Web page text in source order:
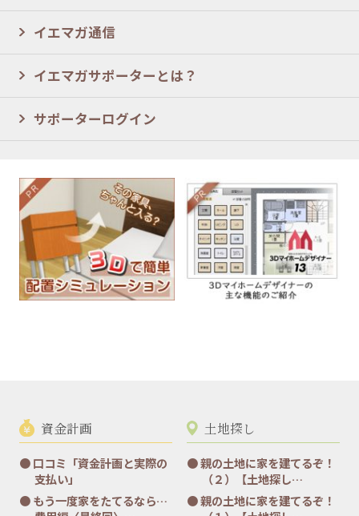
イエマガ通信
イエマガサポーターとは？
サポーターログイン
資金計画
口コミ「資金計画と実際の
支払い」
もう一度家をたてるなら…
土地探し
親の土地に家を建てるぞ！
（２）【土地探し…
親の土地に家を建てるぞ！